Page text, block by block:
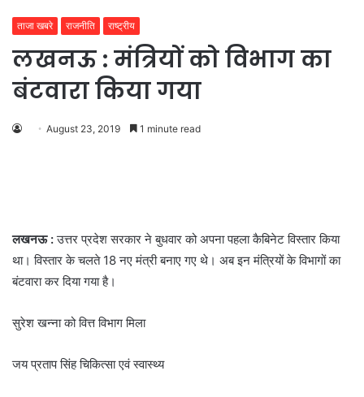
ताजा खबरे राजनीति राष्ट्रीय
लखनऊ : मंत्रियों को विभाग का
बंटवारा किया गया
August 23, 2019 1 minute read
लखनऊ :उत्तर प्रदेश सरकार ने बुधवार को अपना पहला कैबिनेट विस्तार किया
था। विस्तार के चलते 18 नए मंत्री बनाए गए थे। अब इन मंत्रियों के विभागों का
बंटवारा कर दिया गया है।
सुरेश खन्ना को वित्त विभाग मिला
जय प्रताप सिंह चिकित्सा एवं स्वास्थ्य